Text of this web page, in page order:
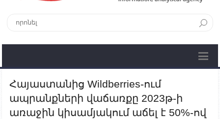
Հայաստանից Wildberries-ում
ապրանքների վաճառքը 2023թ-ի
առաջին կիսամյակում աճել է 50%-ով